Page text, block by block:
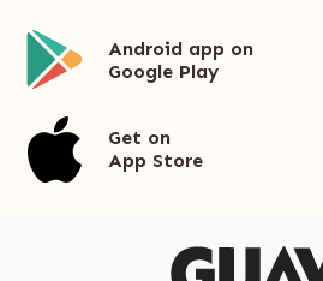
Android app on
Google Play
Get on
App Store